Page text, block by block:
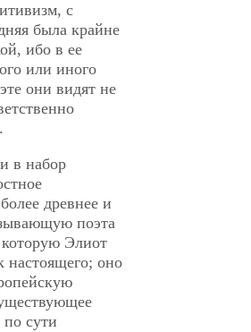
с
была крайне
ибо в ее
или иного
они видят не
в набор
древнее и
поэта
Элиот
настоящего; оно
сути